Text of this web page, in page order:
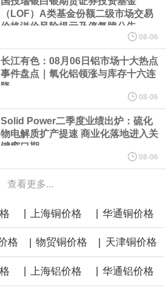
业率 3.1%，预期 3.1%，前值 3.1%。瑞士7月未
预期 3%，前值 2.9%。
金连续涨3.44%，焦炭连续涨2.72%，铁矿石连续
跌2.62%，白银连续涨2.61%。
的主要原油价格，与此同时，各方正就一项旨在
航运压力的协议进行谈判。尽管胡塞武装的威胁
东运输原油的替代路线，但沙特方面仍下调了价
室5日发布的报告估算，美国总统特朗普要求打造
“黄金舰队”可能需要在今后数十年间支出约2750
（LOF）A类基金份额二级市场交易
价格溢价风险提示及停复牌公告
08-06
长江有色：08月06日铝市场十大热点
事件盘点｜氧化铝领涨与库存十六连
降
08-06
Solid Power二季度业绩出炉：硫化
物电解质扩产提速 商业化落地进入关
键窗口期
08-06
查看更多...
| 上海铜价格 | 华通铜价格
格 | 物贸铜价格 | 天津铜价格
上海铝价格 华通铝价格